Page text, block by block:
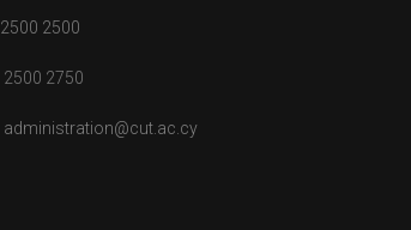
2500 2500
2500 2750
administration@cut.ac.cy